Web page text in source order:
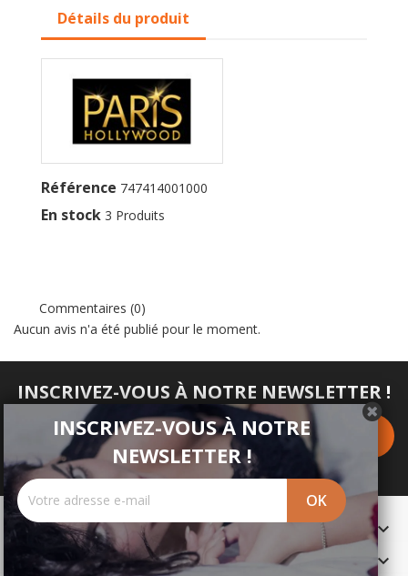
Détails du produit
Référence 747414001000
En stock 3 Produits
Commentaires (0)
Aucun avis n'a été publié pour le moment.
INSCRIVEZ-VOUS À NOTRE NEWSLETTER !
INSCRIVEZ-VOUS À NOTRE
NEWSLETTER !
PRODUITS 
NOTRE SOCIÉTÉ 